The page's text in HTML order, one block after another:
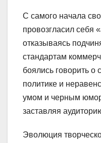
С самого начала
провозгласил себя
отказываясь
стандартам
боялись говорить о
политике и
умом и черным
заставляя
Эволюция